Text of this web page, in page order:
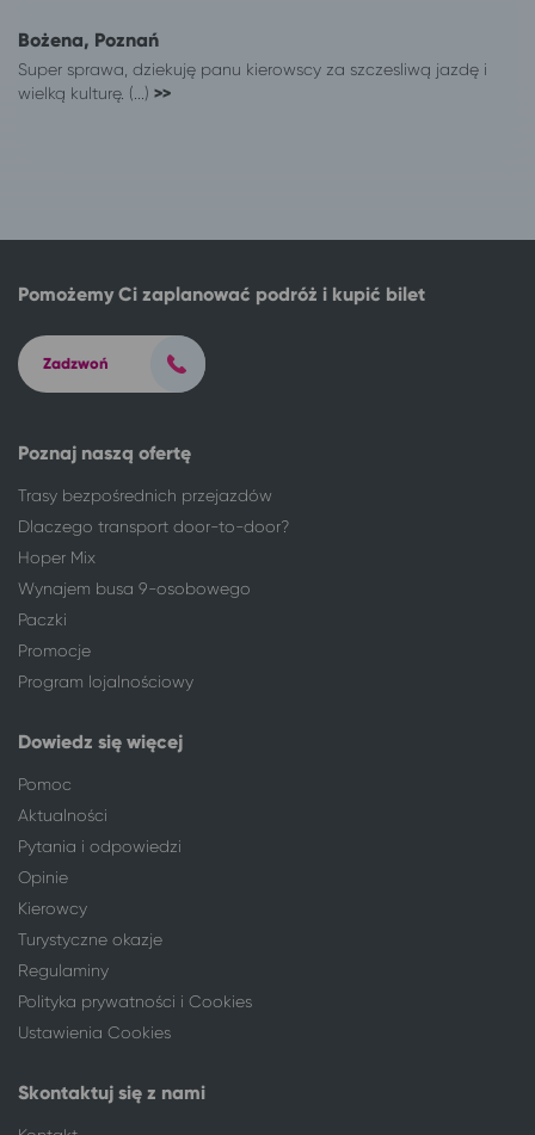
Poznań
Jelenia Góra
Ciechocinek
Poznań
Karpacz
Poznań
Gąski, gm. Mielno
Poznań
Wisła
Poznań
Szczyrk*
Poznań
Koszalin
Sieradz
Poznań
Sosnowiec
Poznań
Świeradów-Zdrój
Poznań
Toruń
Toruń
Poznań
Wałbrzych
Włocławek
Włocławek
Poznań
ponad 350 lokalizacji
341 miejscowości
Aleksandrów Kujawski
Busko-Zdrój
Bydgoszcz
Częstochowa
Gdańsk
Gdynia
Gliwice
Kudowa-Zdrój
Grudziądz
Kudowa-Zdrój
Bożena, Poznań
Super sprawa, dziekuję panu kierowscy za szczesliwą jazdę i
wielką kulturę. (...) >>
Poznaj naszą ofertę
Trasy bezpośrednich przejazdów
Dlaczego transport door-to-door?
Hoper Mix
Wynajem busa 9-osobowego
Paczki
Promocje
Program lojalnościowy
Dowiedz się więcej
Pomoc
Aktualności
Pytania i odpowiedzi
Opinie
Kierowcy
Turystyczne okazje
Regulaminy
Polityka prywatności i Cookies
Ustawienia Cookies
Skontaktuj się z nami
Pomożemy Ci zaplanować podróż i kupić bilet
Zadzwoń